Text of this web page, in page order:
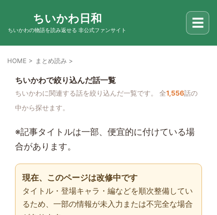
ちいかわ日和
ちいかわの物語を読み返せる 非公式ファンサイト ☰
HOME > まとめ読み >
ちいかわで絞り込んだ話一覧
ちいかわに関連する話を絞り込んだ一覧です。 全1,556話の
中から探せます。
※記事タイトルは一部、便宜的に付けている場
合があります。
現在、このページは改修中です
タイトル・登場キャラ・編などを順次整備してい
るため、一部の情報が未入力または不完全な場合